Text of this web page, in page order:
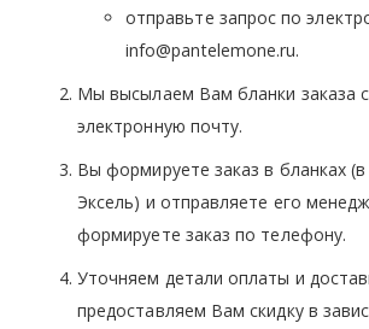
отправьте запрос по
info@pantelemone.ru.
Мы высылаем Вам бланки заказа
электронную почту.
Вы формируете заказ в бланках
Эксель) и отправляете его
формируете заказ по телефону.
Уточняем детали оплаты и
предоставляем Вам скидку в